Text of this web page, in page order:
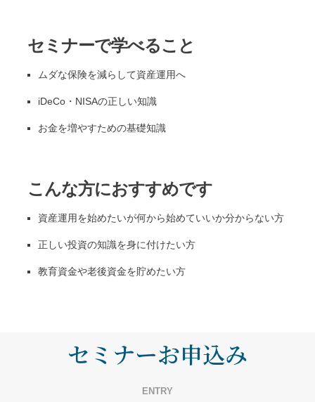
セミナーで学べること
ムダな保険を減らして資産運用へ
iDeCo・NISAの正しい知識
お金を増やすための基礎知識
こんな方におすすめです
資産運用を始めたいが何から始めていいか分からない方
正しい投資の知識を身に付けたい方
教育資金や老後資金を貯めたい方
セミナーお申込み
ENTRY